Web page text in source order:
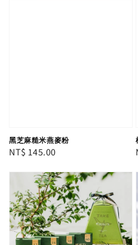
黑芝麻糙米燕麥粉
Regular
NT$ 145.00